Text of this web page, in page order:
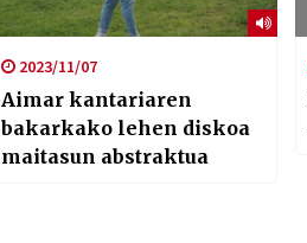
2023/11/07
Aimar kantariaren
bakarkako lehen diskoa
maitasun abstraktua